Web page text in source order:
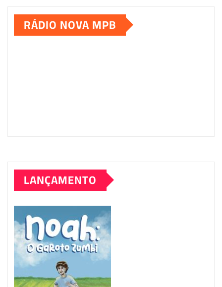
RÁDIO NOVA MPB
LANÇAMENTO